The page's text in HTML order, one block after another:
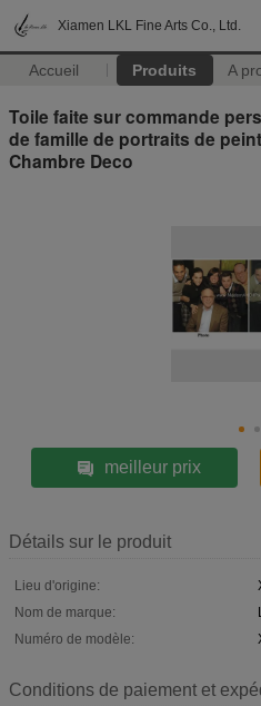
Xiamen LKL Fine Arts Co., Ltd.
Accueil Produits A
Toile faite sur commande
de famille de portraits de
Chambre Deco
meilleur prix
Détails sur le produit
Lieu d'origine:
Nom de marque:
Numéro de modèle:
Conditions de paiement et